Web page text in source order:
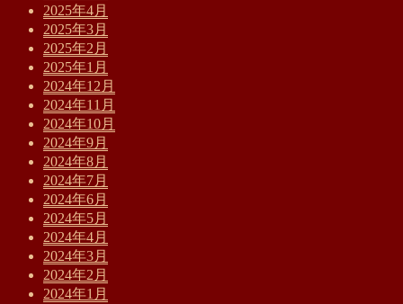
2025年4月
2025年3月
2025年2月
2025年1月
2024年12月
2024年11月
2024年10月
2024年9月
2024年8月
2024年7月
2024年6月
2024年5月
2024年4月
2024年3月
2024年2月
2024年1月